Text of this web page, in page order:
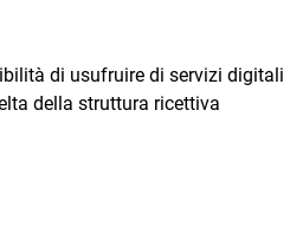
di usufruire di servizi digitali
della struttura ricettiva